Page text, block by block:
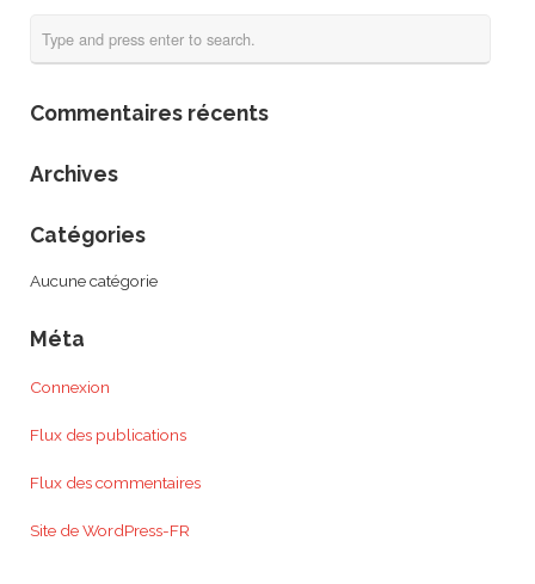
Commentaires récents
Archives
Catégories
Aucune catégorie
Méta
Connexion
Flux des publications
Flux des commentaires
Site de WordPress-FR